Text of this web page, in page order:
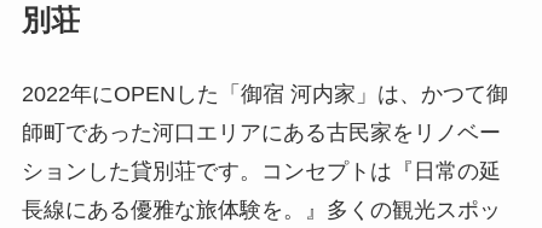
別荘
2022年にOPENした「御宿 河内家」は、かつて御
師町であった河口エリアにある古民家をリノベー
ションした貸別荘です。コンセプトは『日常の延
長線にある優雅な旅体験を。』多くの観光スポッ